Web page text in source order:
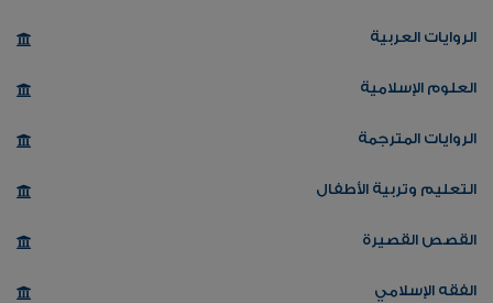
الروايات العربية
العلوم الإسلامية
الروايات المترجمة
التعليم وتربية الأطفال
القصص القصيرة
الفقه الإسلامي